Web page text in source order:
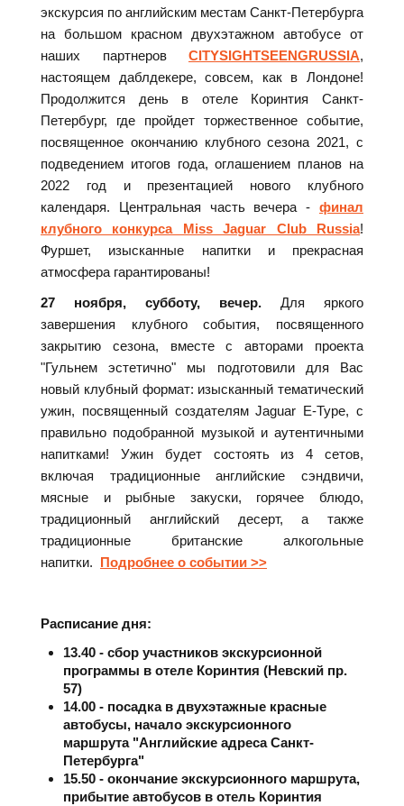
экскурсия по английским местам Санкт-Петербурга
на большом красном двухэтажном автобусе от
наших партнеров CITYSIGHTSEENGRUSSIA,
настоящем даблдекере, совсем, как в Лондоне!
Продолжится день в отеле Коринтия Санкт-
Петербург, где пройдет торжественное событие,
посвященное окончанию клубного сезона 2021, с
подведением итогов года, оглашением планов на
2022 год и презентацией нового клубного
календаря. Центральная часть вечера - финал
клубного конкурса Miss Jaguar Сlub Russia!
Фуршет, изысканные напитки и прекрасная
атмосфера гарантированы!
27 ноября, субботу, вечер. Для яркого
завершения клубного события, посвященного
закрытию сезона, вместе с авторами проекта
"Гульнем эстетично" мы подготовили для Вас
новый клубный формат: изысканный тематический
ужин, посвященный создателям Jaguar E-Type, с
правильно подобранной музыкой и аутентичными
напитками! Ужин будет состоять из 4 сетов,
включая традиционные английские сэндвичи,
мясные и рыбные закуски, горячее блюдо,
традиционный английский десерт, а также
традиционные британские алкогольные
напитки. Подробнее о событии >>
Расписание дня:
13.40 - сбор участников экскурсионной
программы в отеле Коринтия (Невский пр.
57)
14.00 - посадка в двухэтажные красные
автобусы, начало экскурсионного
маршрута "Английские адреса Санкт-
Петербурга"
15.50 - окончание экскурсионного маршрута,
прибытие автобусов в отель Коринтия